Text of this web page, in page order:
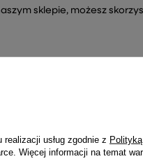
sklepie, możesz
–
usług zgodnie z
Więcej informacji na temat